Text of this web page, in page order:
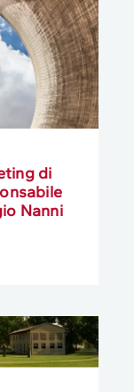
di
Nanni